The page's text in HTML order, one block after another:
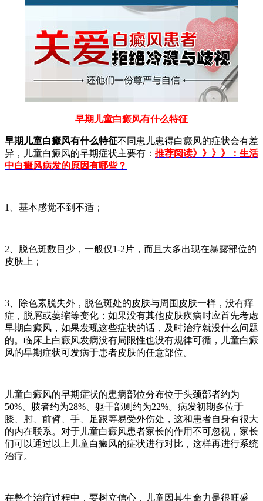
早期儿童白癜风有什么特征
早期儿童白癜风有什么特征不同患儿患得白癜风的症状会有差
异，儿童白癜风的早期症状主要有： 推荐阅读》》》》：生活
中白癜风病发的原因有哪些？
1、基本感觉不到不适；
2、脱色斑数目少，一般仅1-2片，而且大多出现在暴露部位的
皮肤上；
3、除色素脱失外，脱色斑处的皮肤与周围皮肤一样，没有痒
症，脱屑或萎缩等变化；如果没有其他皮肤疾病时应首先考虑
早期白癜风，如果发现这些症状的话，及时治疗就没什么问题
的。临床上白癜风发病没有局限性也没有规律可循，儿童白癜
风的早期症状可发病于患者皮肤的任意部位。
儿童白癜风的早期症状的患病部位分布位于头颈部者约为
50%、肢者约为28%、躯干部则约为22%。病发初期多位于
膝、肘、前臂、手、足跟等易受外伤处，这和患者自身有很大
的内在联系。对于儿童白癜风患者家长的作用不可忽视，家长
们可以通过以上儿童白癜风的症状进行对比，这样再进行系统
治疗。
在整个治疗过程中，要树立信心，儿童因其生命力是很旺盛